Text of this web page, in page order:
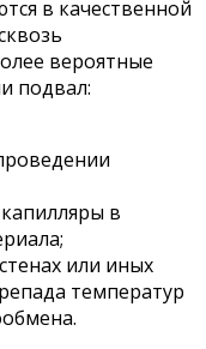
в качественной
вероятные
подвал:
в
или иных
температур